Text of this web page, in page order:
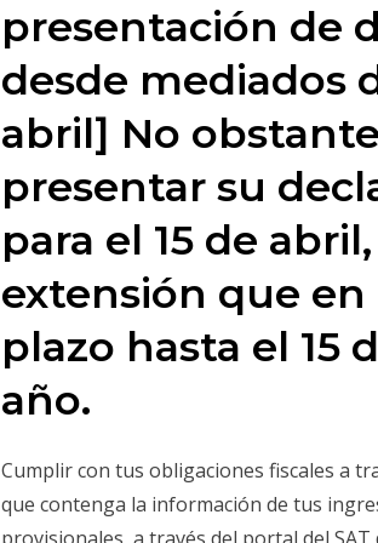
presentación de
desde mediados
abril] No
presentar su
para el 15 de
extensión que
plazo hasta el 15
año.
Cumplir con tus obligaciones fiscales a
que contenga la información de tus